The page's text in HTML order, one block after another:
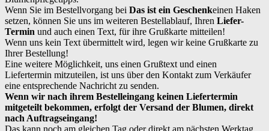
Wenn Sie im Bestellvorgang bei Das ist ein Geschenkeinen Haken
setzen, können Sie uns im weiteren Bestellablauf, Ihren Liefer-
Termin und auch einen Text, für ihre Grußkarte mitteilen!
Wenn uns kein Text übermittelt wird, legen wir keine Grußkarte zu
Ihrer Bestellung!
Eine weitere Möglichkeit, uns einen Grußtext und einen
Liefertermin mitzuteilen, ist uns über den Kontakt zum Verkäufer
eine entsprechende Nachricht zu senden.
Wenn wir nach ihrem Bestelleingang keinen Liefertermin
mitgeteilt bekommen, erfolgt der Versand der Blumen, direkt
nach Auftragseingang!
Das kann noch am gleichen Tag oder direkt am nächsten Werktag